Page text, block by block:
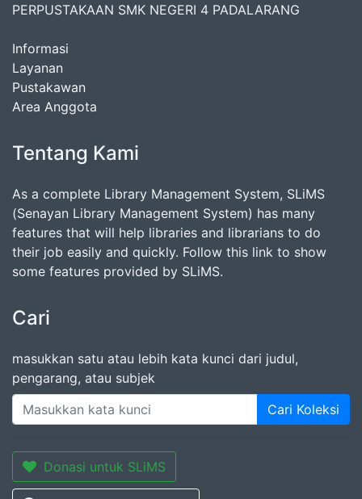
PERPUSTAKAAN SMK NEGERI 4 PADALARANG
Informasi
Layanan
Pustakawan
Area Anggota
Tentang Kami
As a complete Library Management System, SLiMS
(Senayan Library Management System) has many
features that will help libraries and librarians to do
their job easily and quickly. Follow this link to show
some features provided by SLiMS.
Cari
masukkan satu atau lebih kata kunci dari judul,
pengarang, atau subjek
Cari Koleksi
Donasi untuk SLiMS